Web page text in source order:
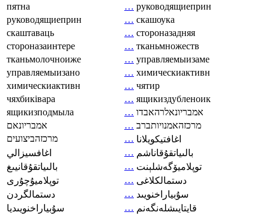
пятна
… руководящиеприн
руководящиеприн
… скашоука
скаштаваць
… стороназадняя
стороназаинтере
… тканьмножеств
тканьмолочноиже
… управляемыизаме
управляемыизано
… химическиактивн
химическиактивн
… чятир
чяхбиківара
… ящикиздубленоик
ящикизподмыла
… אמבריונאלרהאבדו
אמבריונאם
… מרכזהאמנויותברב
מרכזהביצועים
… اغافتيكويلانا
اغافسيزالي
… بالىياتقۇقاناشم
بالىياتقۇقانيىغ
… توپلاميۆگەشلېنت
توپلاميۇچۇرى
… دستمالکلاغی
دستمالگردن
… سۇبياراخنويىد
سۇبياراخنويىديا
… قايتايىشلەنگەنم